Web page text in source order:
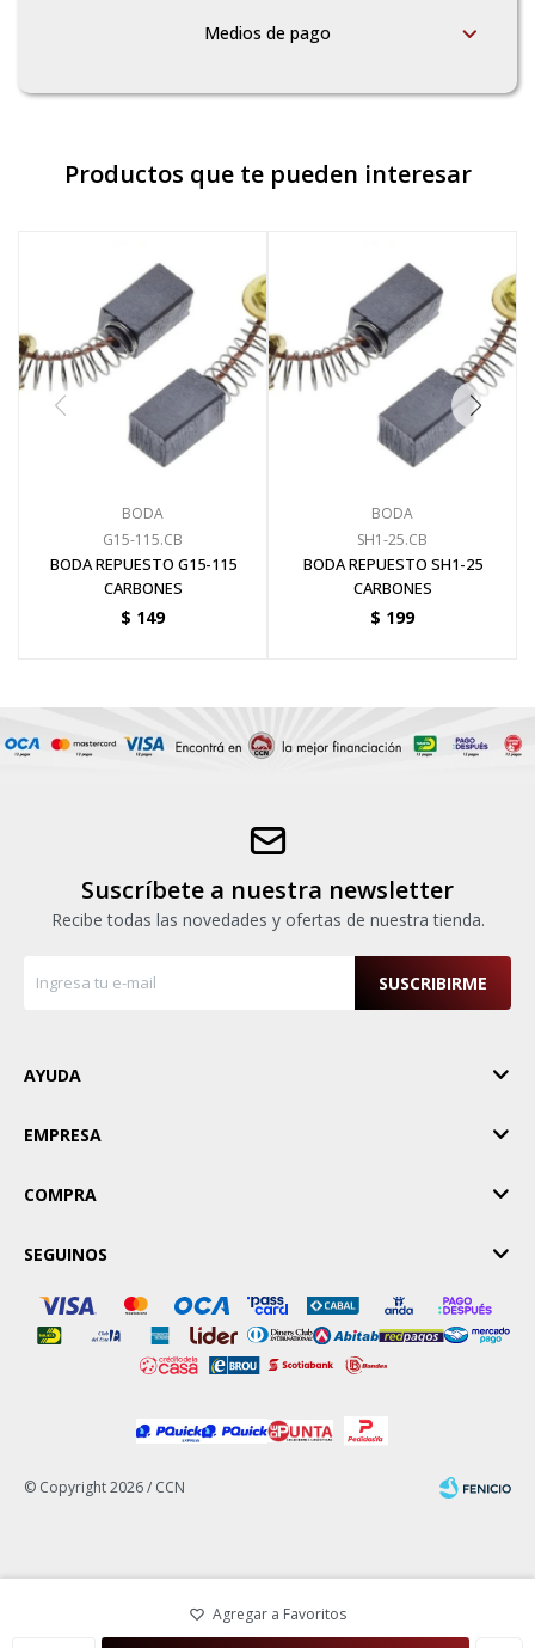
Medios de pago
Productos que te pueden interesar
BODA
G15-115.CB
BODA REPUESTO G15-115
CARBONES
$ 149
BODA
SH1-25.CB
BODA REPUESTO SH1-25
CARBONES
$ 199
Suscríbete a nuestra newsletter
Recibe todas las novedades y ofertas de nuestra tienda.
SUSCRIBIRME
AYUDA
EMPRESA
COMPRA
SEGUINOS
© Copyright 2026 / CCN